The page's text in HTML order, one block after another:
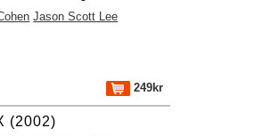
Jason Scott Lee
249kr
(2002)